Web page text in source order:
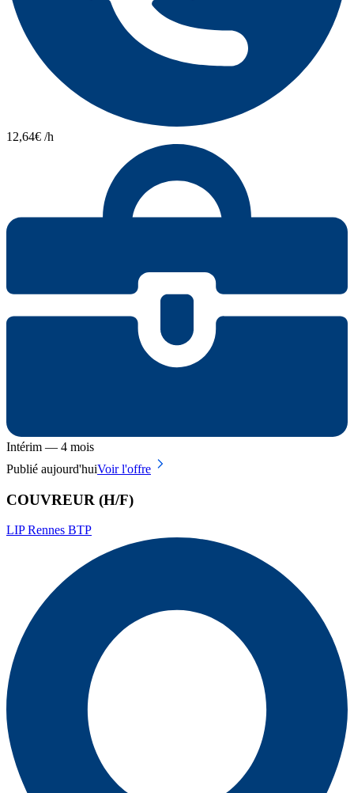
12,64€ /h
Intérim — 4 mois
Publié aujourd'huiVoir l'offre
COUVREUR (H/F)
LIP Rennes BTP